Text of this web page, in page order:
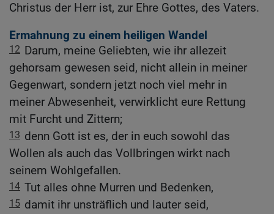
Christus der Herr ist, zur Ehre Gottes, des Vaters.
Ermahnung zu einem heiligen Wandel
12 Darum, meine Geliebten, wie ihr allezeit
gehorsam gewesen seid, nicht allein in meiner
Gegenwart, sondern jetzt noch viel mehr in
meiner Abwesenheit, verwirklicht eure Rettung
mit Furcht und Zittern;
13 denn Gott ist es, der in euch sowohl das
Wollen als auch das Vollbringen wirkt nach
seinem Wohlgefallen.
14 Tut alles ohne Murren und Bedenken,
15 damit ihr unsträflich und lauter seid,